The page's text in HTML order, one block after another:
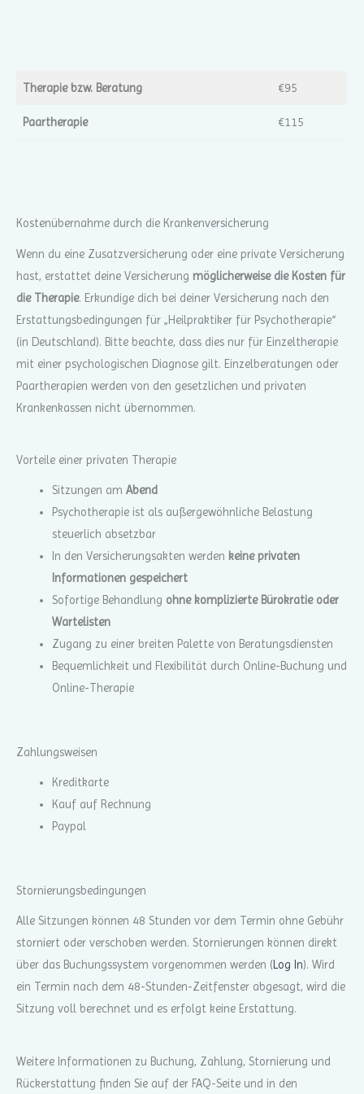
Therapie bzw. Beratung €95
Paartherapie €115
Kostenübernahme durch die Krankenversicherung
Wenn du eine Zusatzversicherung oder eine private Versicherung
hast, erstattet deine Versicherung möglicherweise die Kosten für
die Therapie. Erkundige dich bei deiner Versicherung nach den
Erstattungsbedingungen für „Heilpraktiker für Psychotherapie“
(in Deutschland). Bitte beachte, dass dies nur für Einzeltherapie
mit einer psychologischen Diagnose gilt. Einzelberatungen oder
Paartherapien werden von den gesetzlichen und privaten
Krankenkassen nicht übernommen.
Vorteile einer privaten Therapie
Sitzungen am Abend
Psychotherapie ist als außergewöhnliche Belastung
steuerlich absetzbar
In den Versicherungsakten werden keine privaten
Informationen gespeichert
Sofortige Behandlung ohne komplizierte Bürokratie oder
Wartelisten
Zugang zu einer breiten Palette von Beratungsdiensten
Bequemlichkeit und Flexibilität durch Online-Buchung und
Online-Therapie
Zahlungsweisen
Kreditkarte
Kauf auf Rechnung
Paypal
Stornierungsbedingungen
Alle Sitzungen können 48 Stunden vor dem Termin ohne Gebühr
storniert oder verschoben werden. Stornierungen können direkt
über das Buchungssystem vorgenommen werden (Log In). Wird
ein Termin nach dem 48-Stunden-Zeitfenster abgesagt, wird die
Sitzung voll berechnet und es erfolgt keine Erstattung.
Weitere Informationen zu Buchung, Zahlung, Stornierung und
Rückerstattung finden Sie auf der FAQ-Seite und in den